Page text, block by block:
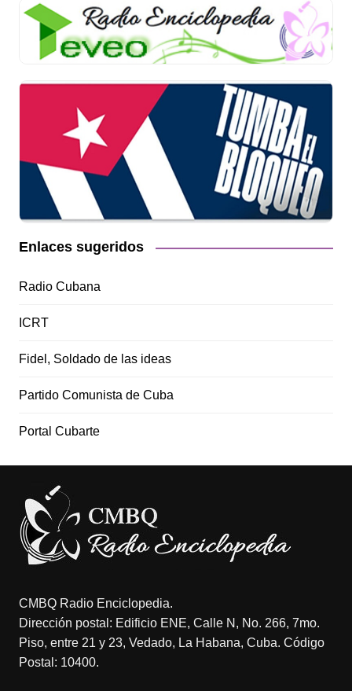
Enlaces sugeridos
Radio Cubana
ICRT
Fidel, Soldado de las ideas
Partido Comunista de Cuba
Portal Cubarte
CMBQ Radio Enciclopedia.
Dirección postal: Edificio ENE, Calle N, No. 266, 7mo.
Piso, entre 21 y 23, Vedado, La Habana, Cuba. Código
Postal: 10400.